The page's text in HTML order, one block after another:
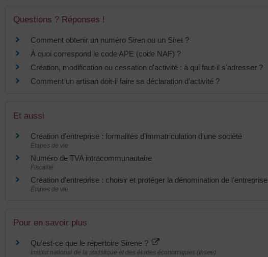
Questions ? Réponses !
Comment obtenir un numéro Siren ou un Siret ?
À quoi correspond le code APE (code NAF) ?
Création, modification ou cessation d'activité : à qui faut-il s'adresser ?
Comment un artisan doit-il faire sa déclaration d'activité ?
Et aussi
Création d'entreprise : formalités d'immatriculation d'une société
Étapes de vie
Numéro de TVA intracommunautaire
Fiscalité
Création d'entreprise : choisir et protéger la dénomination de l'entreprise
Étapes de vie
Pour en savoir plus
Qu'est-ce que le répertoire Sirene ?
Institut national de la statistique et des études économiques (Insee)